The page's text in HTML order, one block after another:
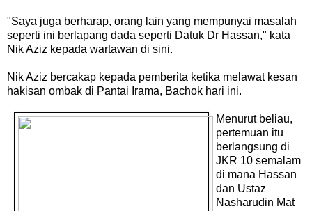
"Saya juga berharap, orang lain yang mempunyai masalah
seperti ini berlapang dada seperti Datuk Dr Hassan," kata
Nik Aziz kepada wartawan di sini.
Nik Aziz bercakap kepada pemberita ketika melawat kesan
hakisan ombak di Pantai Irama, Bachok hari ini.
Menurut beliau,
pertemuan itu
berlangsung di
JKR 10 semalam
di mana Hassan
dan Ustaz
Nasharudin Mat